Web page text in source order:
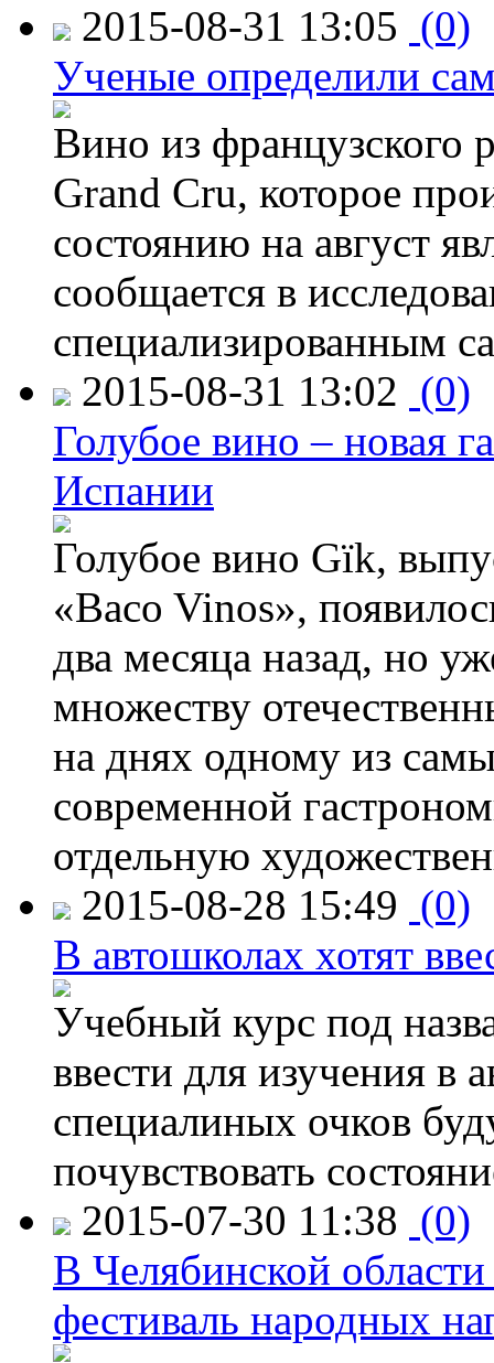
2015-08-31 13:05 (0)
Ученые определили
Вино из французского
Grand Cru, которое
состоянию на август
сообщается в
специализированным
2015-08-31 13:02 (0)
Голубое вино – новая
Испании
Голубое вино Gïk,
«Baco Vinos»,
два месяца назад, но
множеству
на днях одному из
современной
отдельную
2015-08-28 15:49 (0)
В автошколах хотят
Учебный курс под
ввести для изучения
специалиных очков
почувствовать
2015-07-30 11:38 (0)
В Челябинской
фестиваль народных